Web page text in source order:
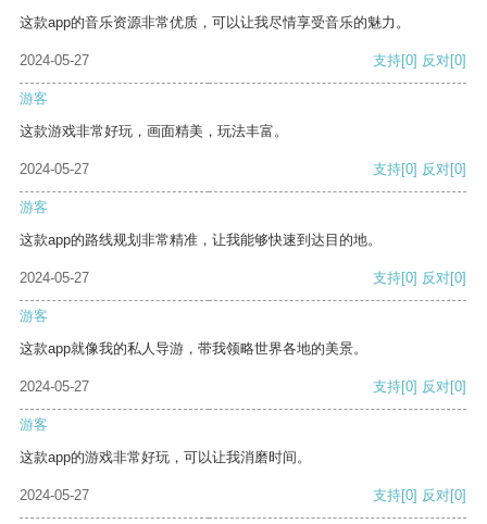
这款app的音乐资源非常优质，可以让我尽情享受音乐的魅力。
2024-05-27 支持[0] 反对[0]
游客
这款游戏非常好玩，画面精美，玩法丰富。
2024-05-27 支持[0] 反对[0]
游客
这款app的路线规划非常精准，让我能够快速到达目的地。
2024-05-27 支持[0] 反对[0]
游客
这款app就像我的私人导游，带我领略世界各地的美景。
2024-05-27 支持[0] 反对[0]
游客
这款app的游戏非常好玩，可以让我消磨时间。
2024-05-27 支持[0] 反对[0]